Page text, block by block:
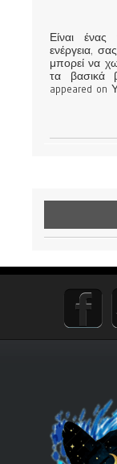
Είναι
ενέργεια,
μπορεί να
τα βασικά
appeared on